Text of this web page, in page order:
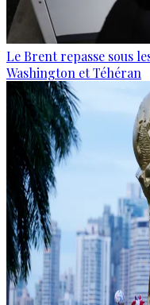
Le Brent repasse sous
Washington et Téhéran